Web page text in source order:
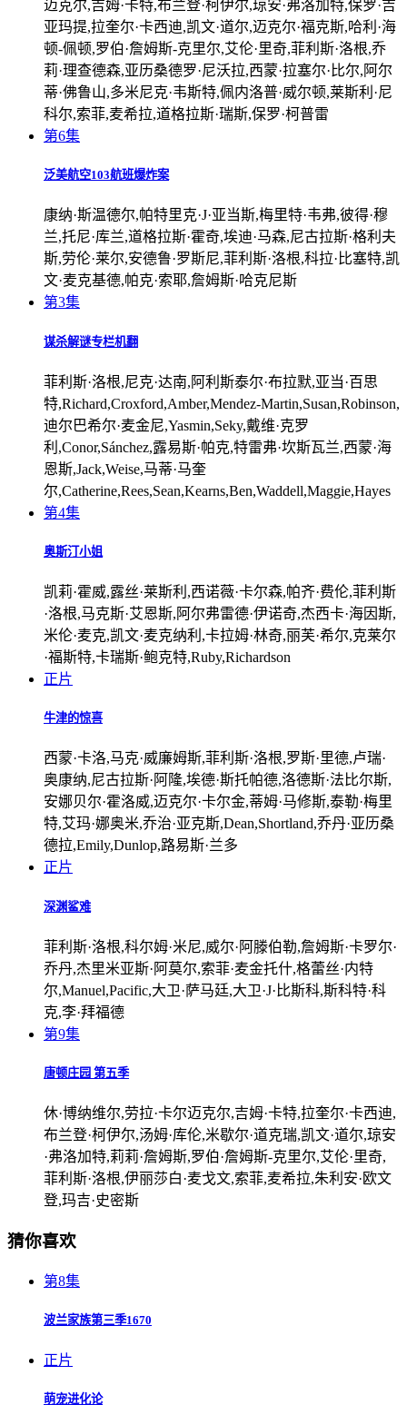
迈克尔,吉姆·卡特,布兰登·柯伊尔,琼安·弗洛加特,保罗·吉
亚玛提,拉奎尔·卡西迪,凯文·道尔,迈克尔·福克斯,哈利·海
顿-佩顿,罗伯·詹姆斯-克里尔,艾伦·里奇,菲利斯·洛根,乔
莉·理查德森,亚历桑德罗·尼沃拉,西蒙·拉塞尔·比尔,阿尔
蒂·佛鲁山,多米尼克·韦斯特,佩内洛普·威尔顿,莱斯利·尼
科尔,索菲,麦希拉,道格拉斯·瑞斯,保罗·柯普雷
第6集
泛美航空103航班爆炸案
康纳·斯温德尔,帕特里克·J·亚当斯,梅里特·韦弗,彼得·穆
兰,托尼·库兰,道格拉斯·霍奇,埃迪·马森,尼古拉斯·格利夫
斯,劳伦·莱尔,安德鲁·罗斯尼,菲利斯·洛根,科拉·比塞特,凯
文·麦克基德,帕克·索耶,詹姆斯·哈克尼斯
第3集
谋杀解谜专栏机翻
菲利斯·洛根,尼克·达南,阿利斯泰尔·布拉默,亚当·百思
特,Richard,Croxford,Amber,Mendez-Martin,Susan,Robinson,
迪尔巴希尔·麦金尼,Yasmin,Seky,戴维·克罗
利,Conor,Sánchez,露易斯·帕克,特雷弗·坎斯瓦兰,西蒙·海
恩斯,Jack,Weise,马蒂·马奎
尔,Catherine,Rees,Sean,Kearns,Ben,Waddell,Maggie,Hayes
第4集
奥斯汀小姐
凯莉·霍威,露丝·莱斯利,西诺薇·卡尔森,帕齐·费伦,菲利斯
·洛根,马克斯·艾恩斯,阿尔弗雷德·伊诺奇,杰西卡·海因斯,
米伦·麦克,凯文·麦克纳利,卡拉姆·林奇,丽芙·希尔,克莱尔
·福斯特,卡瑞斯·鲍克特,Ruby,Richardson
正片
牛津的惊喜
西蒙·卡洛,马克·威廉姆斯,菲利斯·洛根,罗斯·里德,卢瑞·
奥康纳,尼古拉斯·阿隆,埃德·斯托帕德,洛德斯·法比尔斯,
安娜贝尔·霍洛威,迈克尔·卡尔金,蒂姆·马修斯,泰勒·梅里
特,艾玛·娜奥米,乔治·亚克斯,Dean,Shortland,乔丹·亚历桑
德拉,Emily,Dunlop,路易斯·兰多
正片
深渊鲨难
菲利斯·洛根,科尔姆·米尼,威尔·阿滕伯勒,詹姆斯·卡罗尔·
乔丹,杰里米亚斯·阿莫尔,索菲·麦金托什,格蕾丝·内特
尔,Manuel,Pacific,大卫·萨马廷,大卫·J·比斯科,斯科特·科
克,李·拜福德
第9集
唐顿庄园 第五季
休·博纳维尔,劳拉·卡尔迈克尔,吉姆·卡特,拉奎尔·卡西迪,
布兰登·柯伊尔,汤姆·库伦,米歇尔·道克瑞,凯文·道尔,琼安
·弗洛加特,莉莉·詹姆斯,罗伯·詹姆斯-克里尔,艾伦·里奇,
菲利斯·洛根,伊丽莎白·麦戈文,索菲,麦希拉,朱利安·欧文
登,玛吉·史密斯
猜你喜欢
第8集
波兰家族第三季1670
正片
萌宠进化论